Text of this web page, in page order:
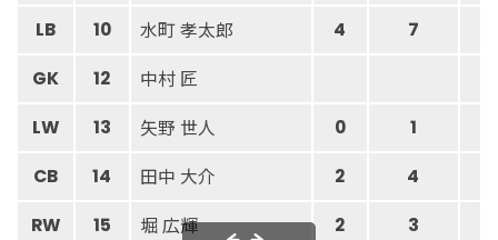
LB 10 水町 孝太郎 4 7
GK 12 中村 匠
LW 13 矢野 世人 0 1
CB 14 田中 大介 2 4
RW 15 堀 広輝 2 3